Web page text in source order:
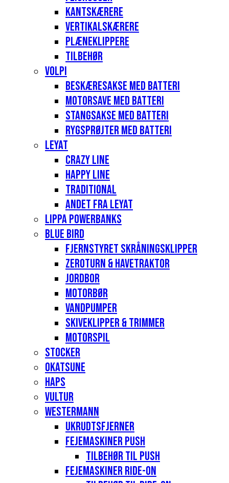
Kantskærere
Vertikalskærere
Plæneklippere
Tilbehør
Volpi
Beskæresakse med batteri
Motorsave med batteri
Stangsakse med batteri
Rygsprøjter med batteri
Leyat
Crazy Line
Happy Line
Traditional
Andet fra Leyat
Lippa Powerbanks
Blue Bird
Fjernstyret skråningsklipper
Zeroturn & havetraktor
Jordbor
Motorbør
Vandpumper
Skiveklipper & Trimmer
Motorspil
Stocker
Okatsune
Haps
Vultur
Westermann
Ukrudtsfjerner
Fejemaskiner Push
Tilbehør til push
Fejemaskiner Ride-on